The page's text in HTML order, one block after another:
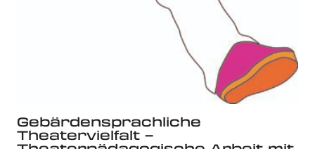
Gebärdensprachliche
Theatervielfalt –